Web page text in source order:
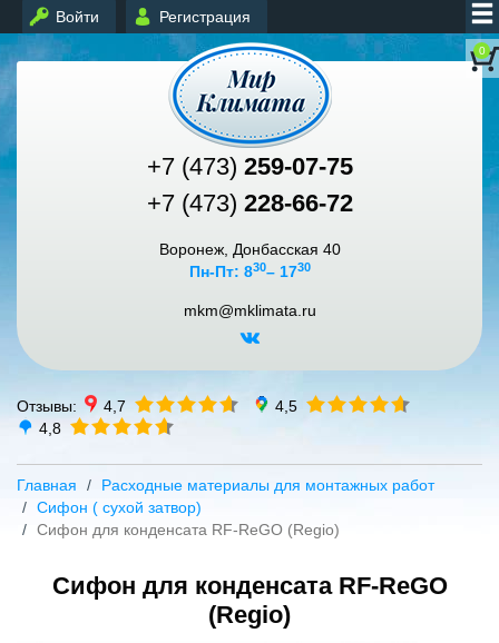
Войти Регистрация
0
+7 (473) 259-07-75
+7 (473) 228-66-72
Воронеж, Донбасская 40
Пн-Пт: 830– 1730
mkm@mklimata.ru
Отзывы: 4,7
4,5
4,8
Главная
Расходные материалы для монтажных работ
Сифон ( сухой затвор)
Сифон для конденсата RF-ReGO (Regio)
Сифон для конденсата RF-ReGO
(Regio)